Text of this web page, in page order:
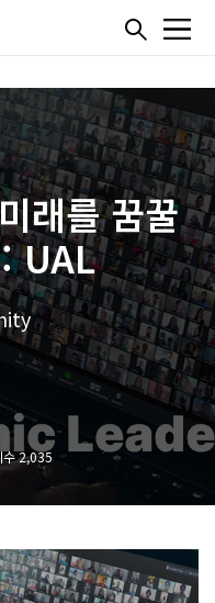
기
래를 꿈꿀
UAL
수 2,035